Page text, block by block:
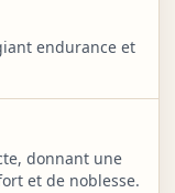
endurance et
donnant une
et de noblesse.